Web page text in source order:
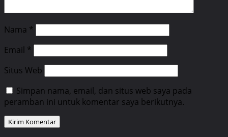
Nama *
Email *
Situs Web
Simpan nama, email, dan situs web saya pada
peramban ini untuk komentar saya berikutnya.